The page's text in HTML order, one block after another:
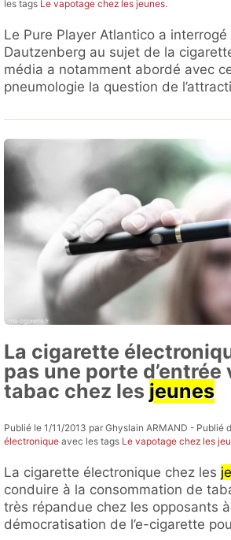
les tags Le vapotage chez les jeunes.
Le Pure Player Atlantico a
Dautzenberg au sujet de la
média a notamment abordé avec
pneumologie la question de
La cigarette
pas une porte d’entrée
tabac chez les jeunes
Publié le 1/11/2013 par Ghyslain ARMAND - Publié
électronique avec les tags Le vapotage chez les
La cigarette électronique chez les
conduire à la consommation de
très répandue chez les opposants
démocratisation de l’e-cigarette